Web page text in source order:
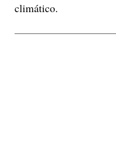
climático.